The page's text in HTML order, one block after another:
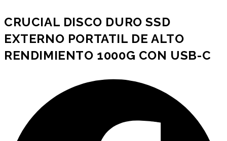
CRUCIAL DISCO DURO SSD
EXTERNO PORTATIL DE ALTO
RENDIMIENTO 1000G CON USB-C